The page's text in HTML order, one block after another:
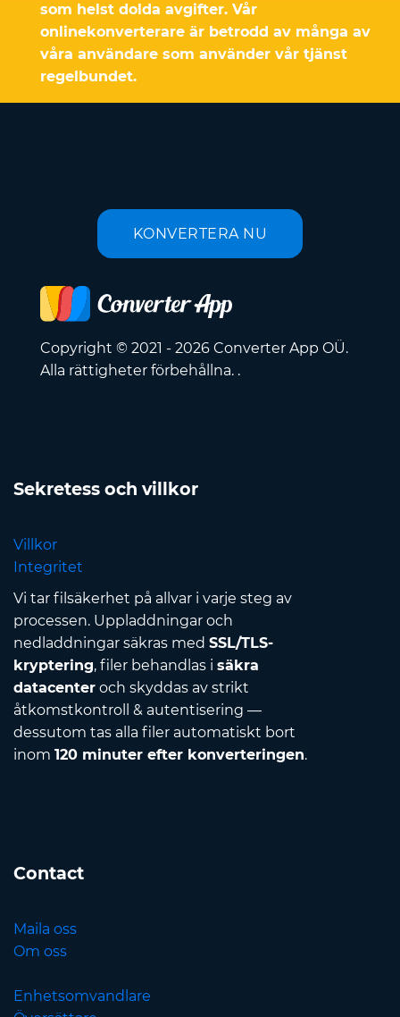
som helst dolda avgifter. Vår
onlinekonverterare är betrodd av många av
våra användare som använder vår tjänst
regelbundet.
KONVERTERA NU
Copyright © 2021 - 2026 Converter App OÜ.
Alla rättigheter förbehållna. .
Sekretess och villkor
Villkor
Integritet
Vi tar filsäkerhet på allvar i varje steg av
processen. Uppladdningar och
nedladdningar säkras med SSL/TLS-
kryptering, filer behandlas i säkra
datacenter och skyddas av strikt
åtkomstkontroll & autentisering —
dessutom tas alla filer automatiskt bort
inom 120 minuter efter konverteringen.
Contact
Maila oss
Om oss
Enhetsomvandlare